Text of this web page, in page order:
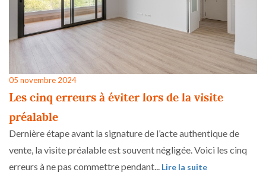
05 novembre 2024
Les cinq erreurs à éviter lors de la visite
préalable
Dernière étape avant la signature de l’acte authentique de
vente, la visite préalable est souvent négligée. Voici les cinq
erreurs à ne pas commettre pendant... Lire la suite